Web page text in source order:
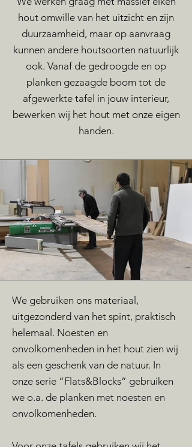
hout omwille van het uitzicht en zijn
duurzaamheid, maar op aanvraag
kunnen andere houtsoorten natuurlijk
ook. Vanaf de gedroogde en op
planken gezaagde boom tot de
afgewerkte tafel in jouw interieur,
bewerken wij het hout met onze eigen
handen.
We gebruiken ons materiaal,
uitgezonderd van het spint, praktisch
helemaal. Noesten en
onvolkomenheden in het hout zien wij
als een geschenk van de natuur. In
onze serie “Flats&Blocks” gebruiken
we o.a. de planken met noesten en
onvolkomenheden.